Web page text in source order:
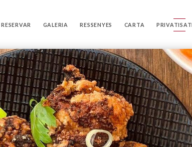
RESERVAR GALERIA RESSENYES CARTA